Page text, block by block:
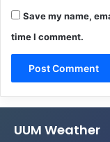
Save my name,
time I comment.
UUM Weather